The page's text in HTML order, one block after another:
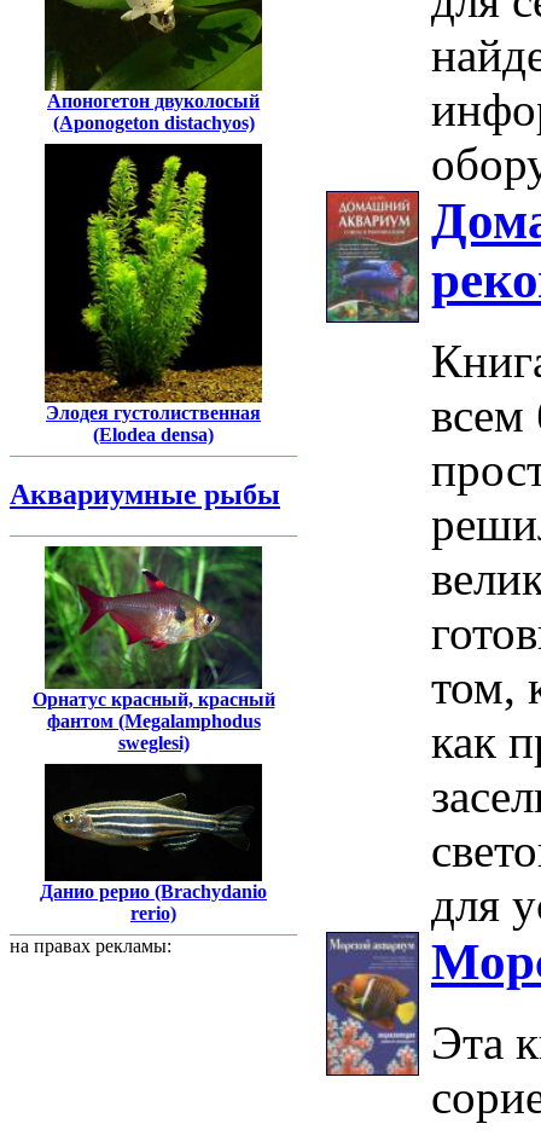
Апоногетон двуколосый
(Aponogeton distachyos)
Элодея густолиственная
(Elodea densa)
Аквариумные рыбы
Орнатус красный, красный
фантом (Megalamphodus
sweglesi)
Данио рерио (Brachydanio
rerio)
на правах рекламы:
всем
том,
как
для
Эта